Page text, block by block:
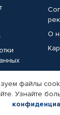
О
файлы
Узнайте